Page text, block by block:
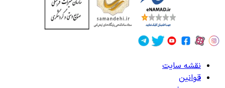
نقشه سایت
قوانین